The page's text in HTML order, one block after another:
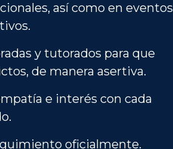
así como en eventos
y tutorados para que
de manera asertiva.
e interés con cada
oficialmente.